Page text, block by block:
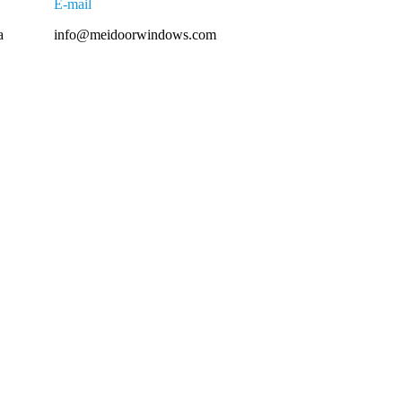
E-mail
info@meidoorwindows.com